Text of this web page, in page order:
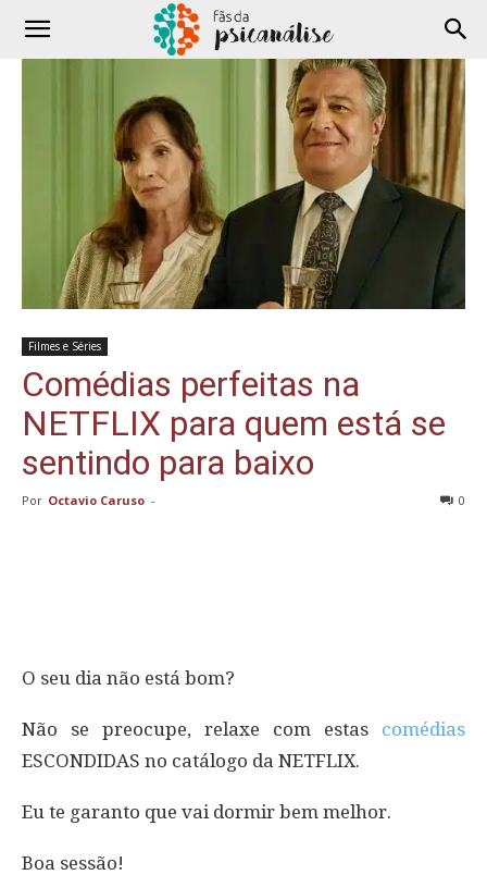
Filmes e Séries
Comédias perfeitas na
NETFLIX para quem está se
sentindo para baixo
Por Octavio Caruso - 0
O seu dia não está bom?
Não se preocupe, relaxe com estas comédias
ESCONDIDAS no catálogo da NETFLIX.
Eu te garanto que vai dormir bem melhor.
Boa sessão!